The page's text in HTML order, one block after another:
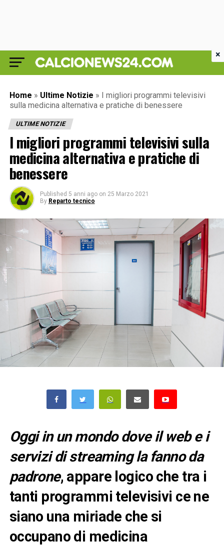
Home » Ultime Notizie » I migliori programmi televisivi
sulla medicina alternativa e pratiche di benessere
ULTIME NOTIZIE
I migliori programmi televisivi sulla
medicina alternativa e pratiche di
benessere
Published 5 anni ago on 25 Marzo 2021
By Reparto tecnico
Oggi in un mondo dove il web e i
servizi di streaming la fanno da
padrone, appare logico che tra i
tanti programmi televisivi ce ne
siano una miriade che si
occupano di medicina
×